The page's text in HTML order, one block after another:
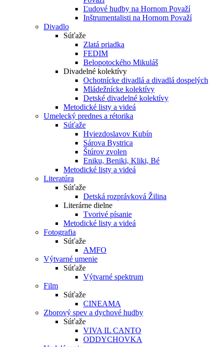
Ľudové hudby na Hornom Považí
Inštrumentalisti na Hornom Považí
Divadlo
Súťaže
Zlatá priadka
FEDIM
Belopotockého Mikuláš
Divadelné kolektívy
Ochotnícke divadlá a divadlá dospelých
Mládežnícke kolektívy
Detské divadelné kolektívy
Metodické listy a videá
Umelecký prednes a rétorika
Súťaže
Hviezdoslavov Kubín
Sárova Bystrica
Štúrov zvolen
Eniku, Beniki, Kliki, Bé
Metodické listy a videá
Literatúra
Súťaže
Detská rozprávková Žilina
Literárne dielne
Tvorivé písanie
Metodické listy a videá
Fotografia
Súťaže
AMFO
Výtvarné umenie
Súťaže
Výtvarné spektrum
Film
Súťaže
CINEAMA
Zborový spev a dychové hudby
Súťaže
VIVA IL CANTO
ODDYCHOVKA